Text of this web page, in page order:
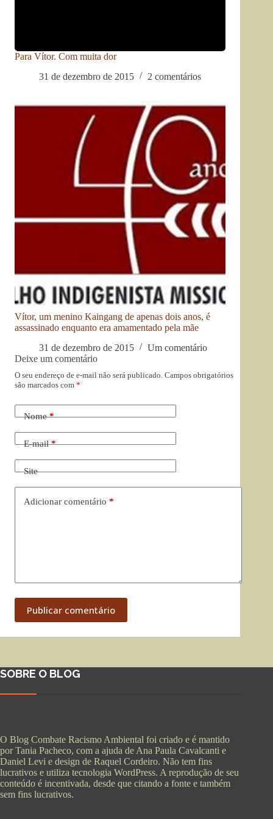
Para Vítor. Com muita dor
31 de dezembro de 2015
2 comentários
Vítor, um menino Kaingang de apenas dois anos, é
assassinado enquanto era amamentado pela mãe
31 de dezembro de 2015
Um comentário
Deixe um comentário
O seu endereço de e-mail não será publicado. Campos obrigatórios
são marcados com *
Nome*
E-mail*
Site
Adicionar comentário *
Publicar comentário
SOBRE O BLOG
O Blog Combate Racismo Ambiental foi criado e é mantido
por Tania Pacheco, com a ajuda de Ana Paula Cavalcanti e
Daniel Levi e design de Raquel Cordeiro. Não tem fins
lucrativos e utiliza tecnologia WordPress. A reprodução de seu
conteúdo é incentivada, desde que citando a fonte e também
sem fins lucrativos.